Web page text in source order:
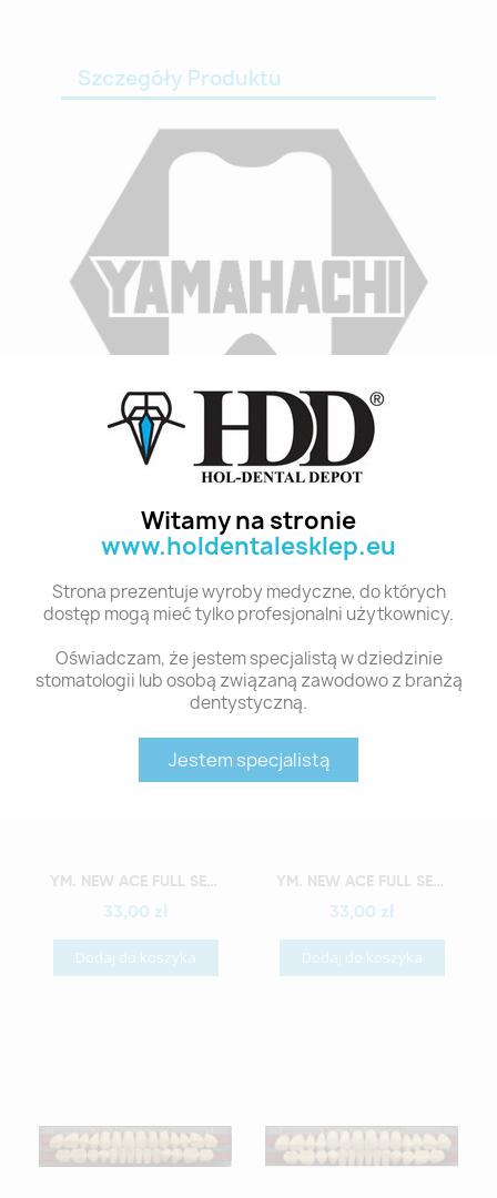
Witamy na stronie
www.holdentalesklep.eu
Strona prezentuje wyroby medyczne, do których
dostęp mogą mieć tylko profesjonalni użytkownicy.
Oświadczam, że jestem specjalistą w dziedzinie
stomatologii lub osobą związaną zawodowo z branżą
dentystyczną.
Jestem specjalistą
Szczegóły Produktu
C3 TL4 28
Polecane produkty z tej kategorii
Szybki podgląd YM. NEW ACE FULL SET - AKRYLOWE ZĘBY SZTUCZNE - C3-O2
33,00 zł
Dodaj do koszyka
Szybki podgląd YM. NEW ACE FULL SET - AKRYLOWE ZĘBY SZTUCZNE - C3-O3
33,00 zł
Dodaj do koszyka